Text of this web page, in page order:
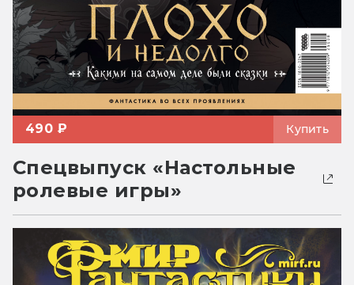
490 ₽ Купить
Спецвыпуск «Настольные
ролевые игры»